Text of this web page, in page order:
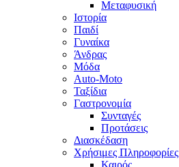
Μεταφυσική
Ιστορία
Παιδί
Γυναίκα
Άνδρας
Μόδα
Auto-Moto
Ταξίδια
Γαστρονομία
Συνταγές
Προτάσεις
Διασκέδαση
Χρήσιμες Πληροφορίες
Καιρός